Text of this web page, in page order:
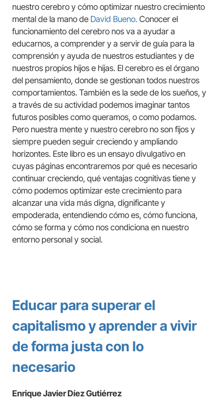
nuestro cerebro y cómo optimizar nuestro crecimiento
mental de la mano de David Bueno. Conocer el
funcionamiento del cerebro nos va a ayudar a
educarnos, a comprender y a servir de guía para la
comprensión y ayuda de nuestros estudiantes y de
nuestros propios hijos e hijas. El cerebro es el órgano
del pensamiento, donde se gestionan todos nuestros
comportamientos. También es la sede de los sueños, y
a través de su actividad podemos imaginar tantos
futuros posibles como queramos, o como podamos.
Pero nuestra mente y nuestro cerebro no son fijos y
siempre pueden seguir creciendo y ampliando
horizontes. Este libro es un ensayo divulgativo en
cuyas páginas encontraremos por qué es necesario
continuar creciendo, qué ventajas cognitivas tiene y
cómo podemos optimizar este crecimiento para
alcanzar una vida más digna, dignificante y
empoderada, entendiendo cómo es, cómo funciona,
cómo se forma y cómo nos condiciona en nuestro
entorno personal y social.
Educar para superar el
capitalismo y aprender a vivir
de forma justa con lo
necesario
Enrique Javier Díez Gutiérrez